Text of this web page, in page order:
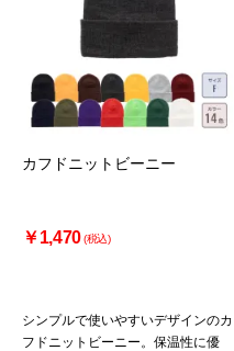
カフドニットビーニー
￥1,470(税込)
シンプルで使いやすいデザインのカ
フドニットビーニー。保温性に優